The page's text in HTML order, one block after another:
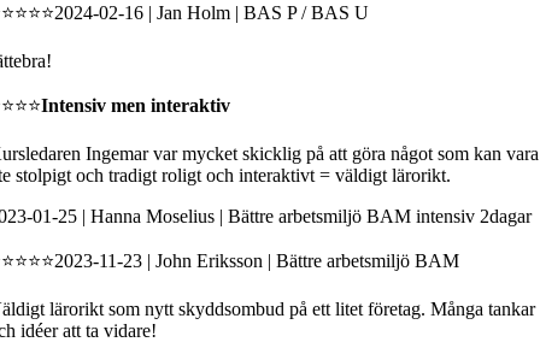
02-16 | Jan Holm | BAS P / BAS U
Intensiv men interaktiv
Ingemar var mycket skicklig på att göra något som kan vara
stolpigt och tradigt roligt och interaktivt = väldigt lärorikt.
01-25 | Hanna Moselius | Bättre arbetsmiljö BAM intensiv 2dagar
11-23 | John Eriksson | Bättre arbetsmiljö BAM
lärorikt som nytt skyddsombud på ett litet företag. Många tankar
idéer att ta vidare!